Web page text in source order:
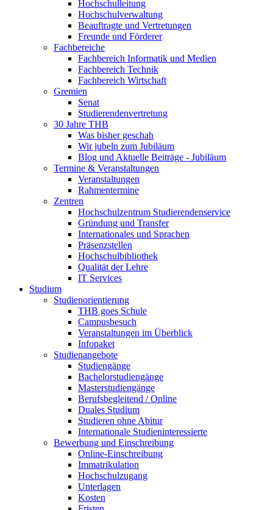
Hochschulleitung
Hochschulverwaltung
Beauftragte und Vertretungen
Freunde und Förderer
Fachbereiche
Fachbereich Informatik und Medien
Fachbereich Technik
Fachbereich Wirtschaft
Gremien
Senat
Studierendenvertretung
30 Jahre THB
Was bisher geschah
Wir jubeln zum Jubiläum
Blog und Aktuelle Beiträge - Jubiläum
Termine & Veranstaltungen
Veranstaltungen
Rahmentermine
Zentren
Hochschulzentrum Studierendenservice
Gründung und Transfer
Internationales und Sprachen
Präsenzstellen
Hochschulbibliothek
Qualität der Lehre
IT Services
Studium
Studienorientierung
THB goes Schule
Campusbesuch
Veranstaltungen im Überblick
Infopaket
Studienangebote
Studiengänge
Bachelorstudiengänge
Masterstudiengänge
Berufsbegleitend / Online
Duales Studium
Studieren ohne Abitur
Internationale Studieninteressierte
Bewerbung und Einschreibung
Online-Einschreibung
Immatrikulation
Hochschulzugang
Unterlagen
Kosten